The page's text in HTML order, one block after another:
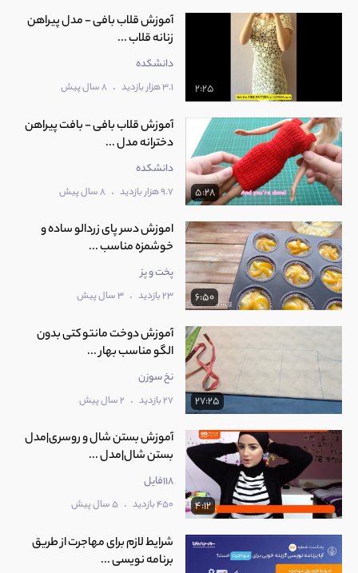
2:25
آموزش قلاب بافی - مدل پیراهن
زنانه قلاب ...
دانشکده
3.1 هزار بازدید . 8 سال پیش
5:28
آموزش قلاب بافی - بافت پیراهن
دخترانه مدل ...
دانشکده
9.7 هزار بازدید . 8 سال پیش
6:50
اموزش دسر پای زردالو ساده و
خوشمزه مناسب ...
پخت و پز
23 بازدید . 3 سال پیش
27:25
آموزش دوخت مانتو کتی بدون
الگو مناسب بهار ...
نخ سوزن
27 بازدید . 2 سال پیش
4:12
آموزش بستن شال و روسری|مدل
بستن شال|مدل ...
118فایل
450 بازدید . 5 سال پیش
شرایط لازم برای مهاجرت از طریق
برنامه نویسی ...